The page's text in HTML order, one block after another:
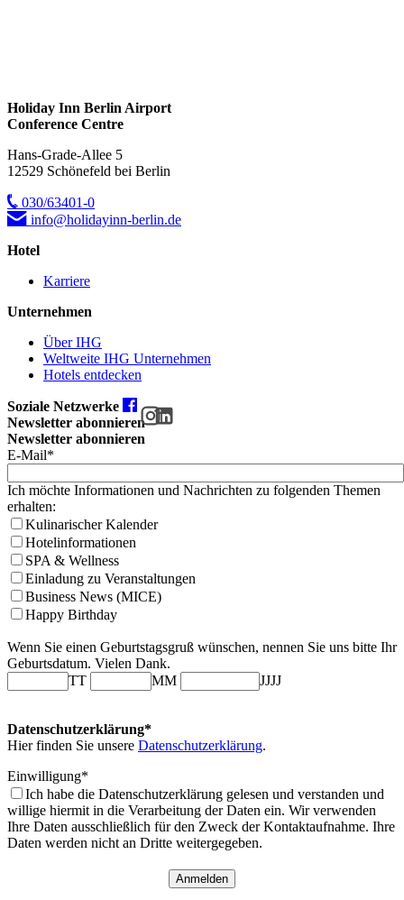
Holiday Inn Berlin Airport
Conference Centre
Hans-Grade-Allee 5
12529 Schönefeld bei Berlin
030/63401-0
info@holidayinn-berlin.de
Hotel
Karriere
Unternehmen
Über IHG
Weltweite IHG Unternehmen
Hotels entdecken
Soziale Netzwerke
Newsletter abonnieren
Newsletter abonnieren
E-Mail*
Ich möchte Informationen und Nachrichten zu folgenden Themen
erhalten:
Kulinarischer Kalender
Hotelinformationen
SPA & Wellness
Einladung zu Veranstaltungen
Business News (MICE)
Happy Birthday
Wenn Sie einen Geburtstagsgruß wünschen, nennen Sie uns bitte Ihr
Geburtsdatum. Vielen Dank.
TT
MM JJJJ
Datenschutzerklärung*
Hier finden Sie unsere Datenschutzerklärung.
Einwilligung*
Ich habe die Datenschutzerklärung gelesen und verstanden und
willige hiermit in die Verarbeitung der Daten ein. Wir verwenden
Ihre Daten ausschließlich für den Zweck der Kontaktaufnahme. Ihre
Daten werden nicht an Dritte weitergegeben.
Anmelden